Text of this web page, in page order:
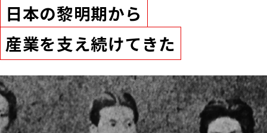
日本の黎明期から
産業を支え続けてきた